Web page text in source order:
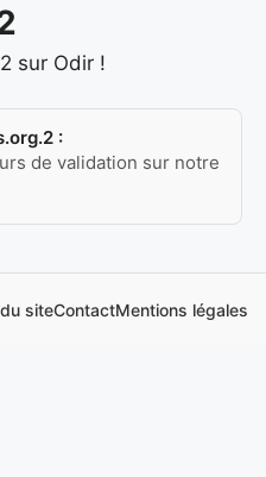
sur Odir !
:
de validation sur notre
siteContactMentions légales